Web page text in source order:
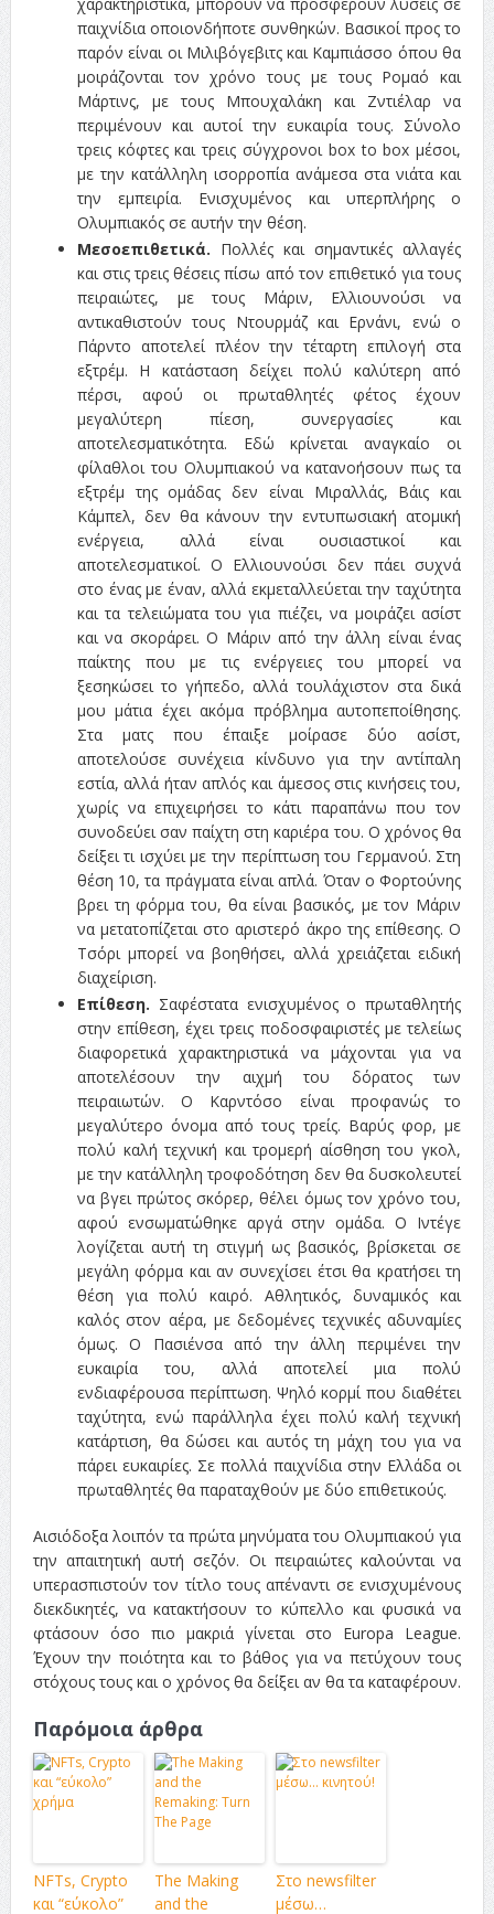
παιχνίδια οποιονδήποτε συνθηκών. Βασικοί προς το
παρόν είναι οι Μιλιβόγεβιτς και Καμπιάσσο όπου θα
μοιράζονται τον χρόνο τους με τους Ρομαό και
Μάρτινς, με τους Μπουχαλάκη και Ζντιέλαρ να
περιμένουν και αυτοί την ευκαιρία τους. Σύνολο
τρεις κόφτες και τρεις σύγχρονοι box to box μέσοι,
με την κατάλληλη ισορροπία ανάμεσα στα νιάτα και
την εμπειρία. Ενισχυμένος και υπερπλήρης ο
Ολυμπιακός σε αυτήν την θέση.
Μεσοεπιθετικά. Πολλές και σημαντικές αλλαγές
και στις τρεις θέσεις πίσω από τον επιθετικό για τους
πειραιώτες, με τους Μάριν, Ελλιουνούσι να
αντικαθιστούν τους Ντουρμάζ και Ερνάνι, ενώ ο
Πάρντο αποτελεί πλέον την τέταρτη επιλογή στα
εξτρέμ. Η κατάσταση δείχει πολύ καλύτερη από
πέρσι, αφού οι πρωταθλητές φέτος έχουν
μεγαλύτερη πίεση, συνεργασίες και
αποτελεσματικότητα. Εδώ κρίνεται αναγκαίο οι
φίλαθλοι του Ολυμπιακού να κατανοήσουν πως τα
εξτρέμ της ομάδας δεν είναι Μιραλλάς, Βάις και
Κάμπελ, δεν θα κάνουν την εντυπωσιακή ατομική
ενέργεια, αλλά είναι ουσιαστικοί και
αποτελεσματικοί. Ο Ελλιουνούσι δεν πάει συχνά
στο ένας με έναν, αλλά εκμεταλλεύεται την ταχύτητα
και τα τελειώματα του για πιέζει, να μοιράζει ασίστ
και να σκοράρει. Ο Μάριν από την άλλη είναι ένας
παίκτης που με τις ενέργειες του μπορεί να
ξεσηκώσει το γήπεδο, αλλά τουλάχιστον στα δικά
μου μάτια έχει ακόμα πρόβλημα αυτοπεποίθησης.
Στα ματς που έπαιξε μοίρασε δύο ασίστ,
αποτελούσε συνέχεια κίνδυνο για την αντίπαλη
εστία, αλλά ήταν απλός και άμεσος στις κινήσεις του,
χωρίς να επιχειρήσει το κάτι παραπάνω που τον
συνοδεύει σαν παίχτη στη καριέρα του. Ο χρόνος θα
δείξει τι ισχύει με την περίπτωση του Γερμανού. Στη
θέση 10, τα πράγματα είναι απλά. Όταν ο Φορτούνης
βρει τη φόρμα του, θα είναι βασικός, με τον Μάριν
να μετατοπίζεται στο αριστερό άκρο της επίθεσης. Ο
Τσόρι μπορεί να βοηθήσει, αλλά χρειάζεται ειδική
διαχείριση.
Επίθεση. Σαφέστατα ενισχυμένος ο πρωταθλητής
στην επίθεση, έχει τρεις ποδοσφαιριστές με τελείως
διαφορετικά χαρακτηριστικά να μάχονται για να
αποτελέσουν την αιχμή του δόρατος των
πειραιωτών. Ο Καρντόσο είναι προφανώς το
μεγαλύτερο όνομα από τους τρείς. Βαρύς φορ, με
πολύ καλή τεχνική και τρομερή αίσθηση του γκολ,
με την κατάλληλη τροφοδότηση δεν θα δυσκολευτεί
να βγει πρώτος σκόρερ, θέλει όμως τον χρόνο του,
αφού ενσωματώθηκε αργά στην ομάδα. Ο Ιντέγε
λογίζεται αυτή τη στιγμή ως βασικός, βρίσκεται σε
μεγάλη φόρμα και αν συνεχίσει έτσι θα κρατήσει τη
θέση για πολύ καιρό. Αθλητικός, δυναμικός και
καλός στον αέρα, με δεδομένες τεχνικές αδυναμίες
όμως. Ο Πασιένσα από την άλλη περιμένει την
ευκαιρία του, αλλά αποτελεί μια πολύ
ενδιαφέρουσα περίπτωση. Ψηλό κορμί που διαθέτει
ταχύτητα, ενώ παράλληλα έχει πολύ καλή τεχνική
κατάρτιση, θα δώσει και αυτός τη μάχη του για να
πάρει ευκαιρίες. Σε πολλά παιχνίδια στην Ελλάδα οι
πρωταθλητές θα παραταχθούν με δύο επιθετικούς.
Αισιόδοξα λοιπόν τα πρώτα μηνύματα του Ολυμπιακού για
την απαιτητική αυτή σεζόν. Οι πειραιώτες καλούνται να
υπερασπιστούν τον τίτλο τους απέναντι σε ενισχυμένους
διεκδικητές, να κατακτήσουν το κύπελλο και φυσικά να
φτάσουν όσο πιο μακριά γίνεται στο Europa League.
Έχουν την ποιότητα και το βάθος για να πετύχουν τους
στόχους τους και ο χρόνος θα δείξει αν θα τα καταφέρουν.
Παρόμοια άρθρα
NFTs, Crypto
και “εύκολο”
The Making
and the
Στο newsfilter
μέσω…